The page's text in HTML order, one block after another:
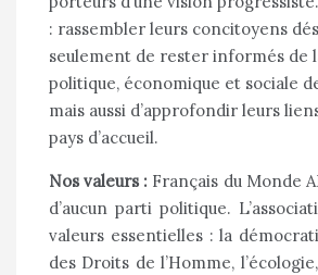
: rassembler leurs concitoyens
seulement de rester informés de
politique, économique et sociale
mais aussi d’approfondir leurs
pays d’accueil.
Nos valeurs : Français du Monde
d’aucun parti politique.
valeurs essentielles : la
des Droits de l’Homme,